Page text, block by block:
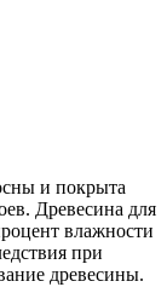
и покрыта
Древесина для
влажности
при
древесины.